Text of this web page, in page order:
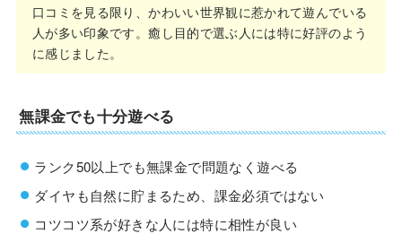
口コミを見る限り、かわいい世界観に惹かれて遊んでいる
人が多い印象です。癒し目的で選ぶ人には特に好評のよう
に感じました。
無課金でも十分遊べる
ランク50以上でも無課金で問題なく遊べる
ダイヤも自然に貯まるため、課金必須ではない
コツコツ系が好きな人には特に相性が良い